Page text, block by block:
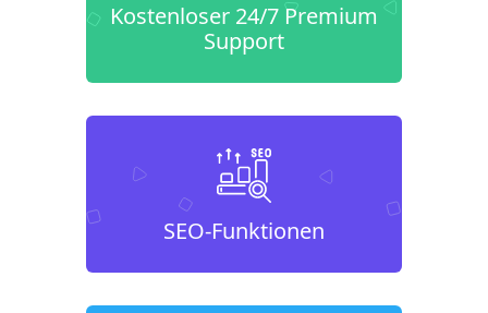
Kostenloser 24/7 Premium
Support
SEO-Funktionen